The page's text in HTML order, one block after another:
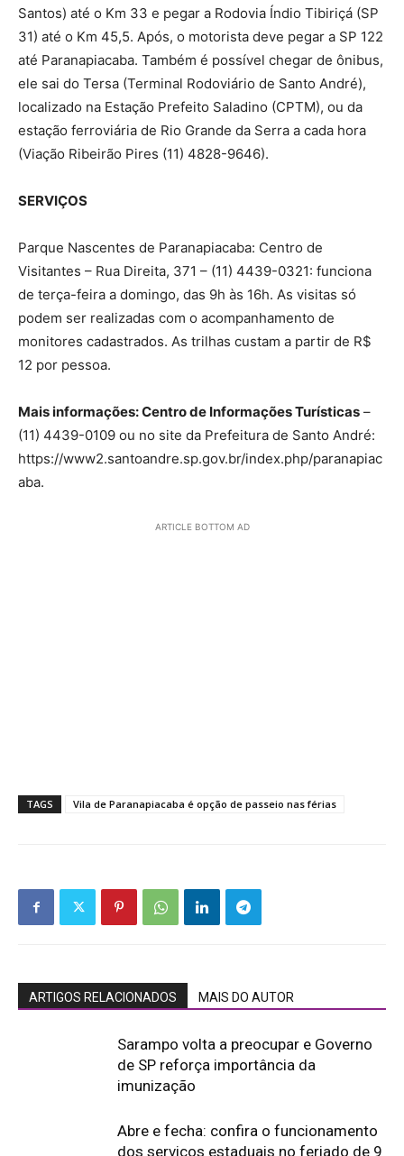
Santos) até o Km 33 e pegar a Rodovia Índio Tibiriçá (SP
31) até o Km 45,5. Após, o motorista deve pegar a SP 122
até Paranapiacaba. Também é possível chegar de ônibus,
ele sai do Tersa (Terminal Rodoviário de Santo André),
localizado na Estação Prefeito Saladino (CPTM), ou da
estação ferroviária de Rio Grande da Serra a cada hora
(Viação Ribeirão Pires (11) 4828-9646).
SERVIÇOS
Parque Nascentes de Paranapiacaba: Centro de
Visitantes – Rua Direita, 371 – (11) 4439-0321: funciona
de terça-feira a domingo, das 9h às 16h. As visitas só
podem ser realizadas com o acompanhamento de
monitores cadastrados. As trilhas custam a partir de R$
12 por pessoa.
Mais informações: Centro de Informações Turísticas –
(11) 4439-0109 ou no site da Prefeitura de Santo André:
https://www2.santoandre.sp.gov.br/index.php/paranapiac
aba.
ARTICLE BOTTOM AD
TAGS Vila de Paranapiacaba é opção de passeio nas férias
ARTIGOS RELACIONADOS MAIS DO AUTOR
Sarampo volta a preocupar e Governo
de SP reforça importância da
imunização
Abre e fecha: confira o funcionamento
dos serviços estaduais no feriado de 9